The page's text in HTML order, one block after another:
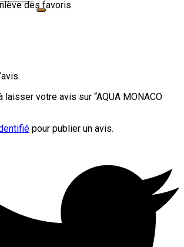
des favoris
votre avis sur “AQUA MONACO
pour publier un avis.